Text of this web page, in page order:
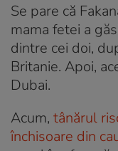
Se pare că
mama fetei a
dintre cei doi,
Britanie. Apoi,
Dubai.
Acum, tânărul
închisoare din